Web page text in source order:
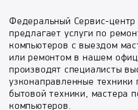
Федеральный Сервис-центр
предлагает услуги по
компьютеров с выездом
или ремонтом в нашем
производят специалисты
узконаправленные техники
бытовой техники, мастера
компьютеров.